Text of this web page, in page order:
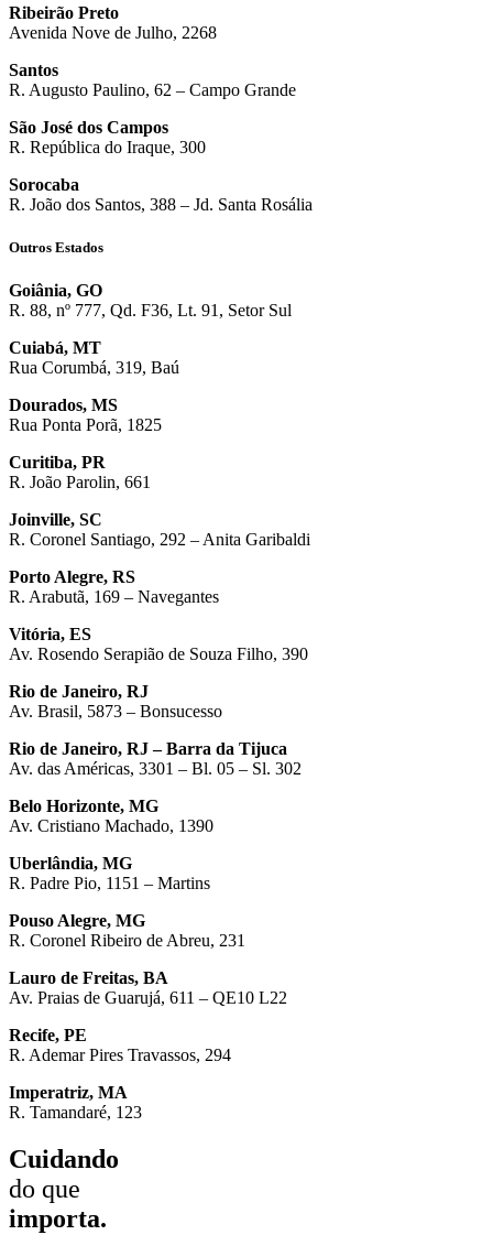
Ribeirão Preto
Avenida Nove de Julho, 2268
Santos
R. Augusto Paulino, 62 – Campo Grande
São José dos Campos
R. República do Iraque, 300
Sorocaba
R. João dos Santos, 388 – Jd. Santa Rosália
Outros Estados
Goiânia, GO
R. 88, nº 777, Qd. F36, Lt. 91, Setor Sul
Cuiabá, MT
Rua Corumbá, 319, Baú
Dourados, MS
Rua Ponta Porã, 1825
Curitiba, PR
R. João Parolin, 661
Joinville, SC
R. Coronel Santiago, 292 – Anita Garibaldi
Porto Alegre, RS
R. Arabutã, 169 – Navegantes
Vitória, ES
Av. Rosendo Serapião de Souza Filho, 390
Rio de Janeiro, RJ
Av. Brasil, 5873 – Bonsucesso
Rio de Janeiro, RJ – Barra da Tijuca
Av. das Américas, 3301 – Bl. 05 – Sl. 302
Belo Horizonte, MG
Av. Cristiano Machado, 1390
Uberlândia, MG
R. Padre Pio, 1151 – Martins
Pouso Alegre, MG
R. Coronel Ribeiro de Abreu, 231
Lauro de Freitas, BA
Av. Praias de Guarujá, 611 – QE10 L22
Recife, PE
R. Ademar Pires Travassos, 294
Imperatriz, MA
R. Tamandaré, 123
Cuidando
do que
importa.